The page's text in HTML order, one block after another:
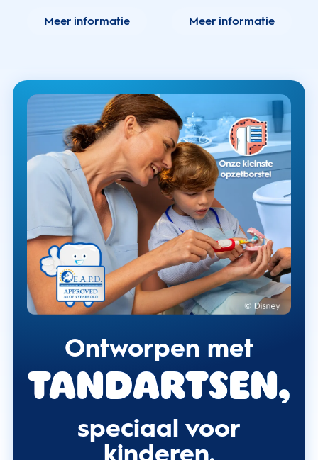
Meer informatie Meer informatie
Ontworpen met
tandartsen,
speciaal voor
kinderen.